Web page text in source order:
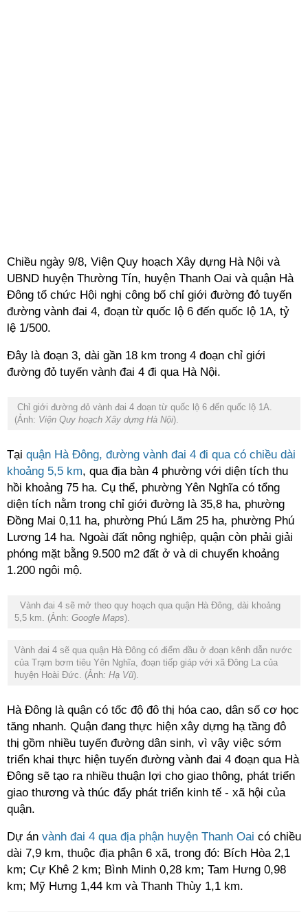
Chiều ngày 9/8, Viện Quy hoạch Xây dựng Hà Nội và
UBND huyện Thường Tín, huyện Thanh Oai và quận Hà
Đông tổ chức Hội nghị công bố chỉ giới đường đỏ tuyến
đường vành đai 4, đoạn từ quốc lộ 6 đến quốc lộ 1A, tỷ
lệ 1/500.
Đây là đoạn 3, dài gần 18 km trong 4 đoạn chỉ giới
đường đỏ tuyến vành đai 4 đi qua Hà Nội.
Chỉ giới đường đỏ vành đai 4 đoạn từ quốc lộ 6 đến quốc lộ 1A.
(Ảnh: Viện Quy hoạch Xây dựng Hà Nội).
Tại quận Hà Đông, đường vành đai 4 đi qua có chiều dài
khoảng 5,5 km, qua địa bàn 4 phường với diện tích thu
hồi khoảng 75 ha. Cụ thể, phường Yên Nghĩa có tổng
diện tích nằm trong chỉ giới đường là 35,8 ha, phường
Đồng Mai 0,11 ha, phường Phú Lãm 25 ha, phường Phú
Lương 14 ha. Ngoài đất nông nghiệp, quận còn phải giải
phóng mặt bằng 9.500 m2 đất ở và di chuyển khoảng
1.200 ngôi mộ.
Vành đai 4 sẽ mở theo quy hoạch qua quận Hà Đông, dài khoảng
5,5 km. (Ảnh: Google Maps).
Vành đai 4 sẽ qua quận Hà Đông có điểm đầu ở đoạn kênh dẫn nước
của Trạm bơm tiêu Yên Nghĩa, đoạn tiếp giáp với xã Đông La của
huyện Hoài Đức. (Ảnh: Hạ Vũ).
Hà Đông là quận có tốc độ đô thị hóa cao, dân số cơ học
tăng nhanh. Quận đang thực hiện xây dựng hạ tầng đô
thị gồm nhiều tuyến đường dân sinh, vì vậy việc sớm
triển khai thực hiện tuyến đường vành đai 4 đoạn qua Hà
Đông sẽ tạo ra nhiều thuận lợi cho giao thông, phát triển
giao thương và thúc đẩy phát triển kinh tế - xã hội của
quận.
Dự án vành đai 4 qua địa phận huyện Thanh Oai có chiều
dài 7,9 km, thuộc địa phận 6 xã, trong đó: Bích Hòa 2,1
km; Cự Khê 2 km; Bình Minh 0,28 km; Tam Hưng 0,98
km; Mỹ Hưng 1,44 km và Thanh Thùy 1,1 km.